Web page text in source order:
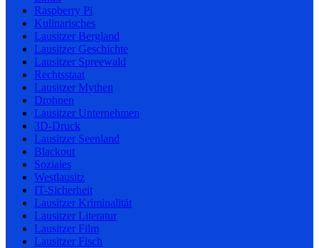
Raspberry Pi
Kulinarisches
Lausitzer Bergland
Lausitzer Geschichte
Lausitzer Spreewald
Rechtsstaat
Lausitzer Mythen
Drohnen
Lausitzer Unternehmen
3D-Druck
Lausitzer Seenland
Blackout
Soziales
Westlausitz
IT-Sicherheit
Lausitzer Kriminalität
Lausitzer Literatur
Lausitzer Film
Lausitzer Fisch